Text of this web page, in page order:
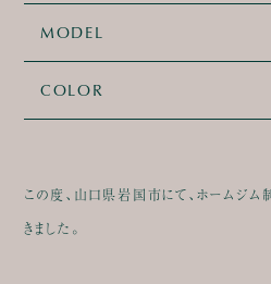
MODEL
COLOR
この度、山口県岩国市にて、ホームジ
きました。